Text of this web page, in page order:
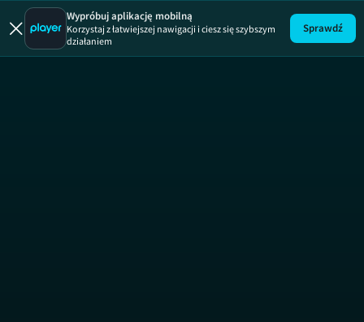
Wypróbuj aplikację mobilną
Korzystaj z łatwiejszej nawigacji i ciesz się szybszym
działaniem
Sprawdź